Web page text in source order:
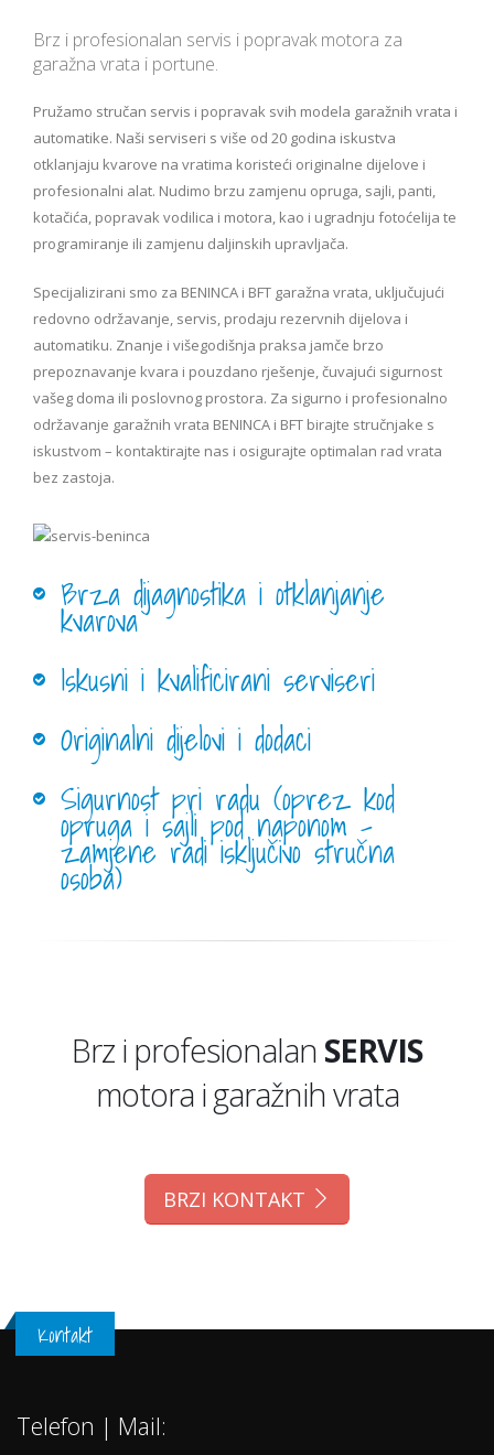
Brz i profesionalan servis i popravak motora za
garažna vrata i portune.
Pružamo stručan servis i popravak svih modela garažnih vrata i
automatike. Naši serviseri s više od 20 godina iskustva
otklanjaju kvarove na vratima koristeći originalne dijelove i
profesionalni alat. Nudimo brzu zamjenu opruga, sajli, panti,
kotačića, popravak vodilica i motora, kao i ugradnju fotoćelija te
programiranje ili zamjenu daljinskih upravljača.
Specijalizirani smo za BENINCA i BFT garažna vrata, uključujući
redovno održavanje, servis, prodaju rezervnih dijelova i
automatiku. Znanje i višegodišnja praksa jamče brzo
prepoznavanje kvara i pouzdano rješenje, čuvajući sigurnost
vašeg doma ili poslovnog prostora. Za sigurno i profesionalno
održavanje garažnih vrata BENINCA i BFT birajte stručnjake s
iskustvom – kontaktirajte nas i osigurajte optimalan rad vrata
bez zastoja.
Brza dijagnostika i otklanjanje
kvarova
Iskusni i kvalificirani serviseri
Originalni dijelovi i dodaci
Sigurnost pri radu (oprez kod
opruga i sajli pod naponom –
zamjene radi isključivo stručna
osoba)
Brz i profesionalan SERVIS
motora i garažnih vrata
BRZI KONTAKT
Kontakt
Telefon | Mail: